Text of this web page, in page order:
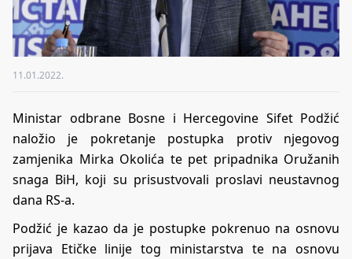
11.01.2022.
Ministar odbrane Bosne i Hercegovine Sifet Podžić
naložio je pokretanje postupka protiv njegovog
zamjenika Mirka Okolića te pet pripadnika Oružanih
snaga BiH, koji su prisustvovali proslavi neustavnog
dana RS-a.
Podžić je kazao da je postupke pokrenuo na osnovu
prijava Etičke linije tog ministarstva te na osnovu